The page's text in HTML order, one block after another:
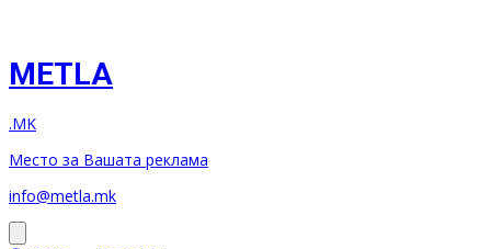
METLA
.MK
Место за Вашата реклама
info@metla.mk